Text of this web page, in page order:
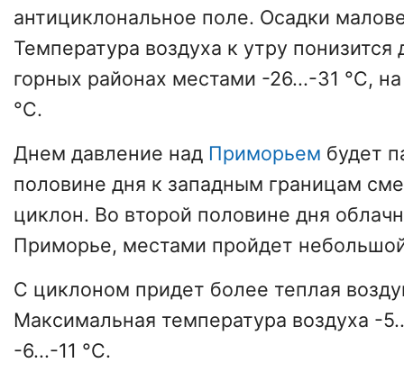
антициклональное поле. Осадки
Температура воздуха к утру понизится
горных районах местами -26...-31 °C,
°C.
Днем давление над Приморьем будет
половине дня к западным границам
циклон. Во второй половине дня
Приморье, местами пройдет
С циклоном придет более теплая
Максимальная температура воздуха -
-6...-11 °С.